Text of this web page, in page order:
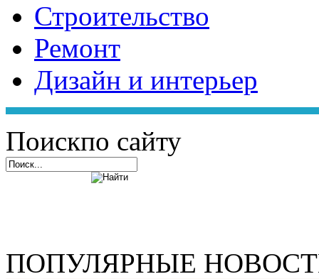
Строительство
Ремонт
Дизайн и интерьер
Поискпо сайту
ПОПУЛЯРНЫЕ